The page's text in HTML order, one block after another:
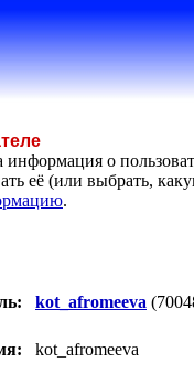
о
её (или выбрать,
.
kot_afromeeva
kot_afromeeva